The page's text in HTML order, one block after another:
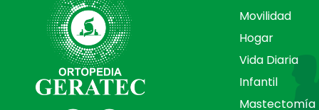
Movilidad
Hogar
Vida Diaria
Infantil
Mastectomía